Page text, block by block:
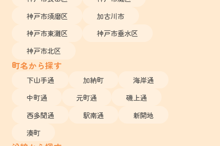
神戸市須磨区
加古川市
神戸市東灘区
神戸市垂水区
神戸市北区
町名から探す
下山手通 加納町
海岸通
中町通
元町通
磯上通
西多聞通
駅南通
新開地
湊町